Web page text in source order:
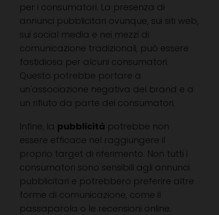
per i consumatori. La presenza di
annunci pubblicitari ovunque, sui siti web,
sui social media e nei mezzi di
comunicazione tradizionali, può essere
fastidiosa per alcuni consumatori.
Questo potrebbe portare a
un'associazione negativa del brand e a
un rifiuto da parte dei consumatori.
Infine, la pubblicità potrebbe non
essere efficace nel raggiungere il
proprio target di riferimento. Non tutti i
consumatori sono sensibili agli annunci
pubblicitari e potrebbero preferire altre
forme di comunicazione, come il
passaparola o le recensioni online.